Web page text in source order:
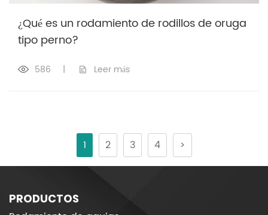
¿Qué es un rodamiento de rodillos de oruga
tipo perno?
586 | Leer más
1 2 3 4 >
PRODUCTOS